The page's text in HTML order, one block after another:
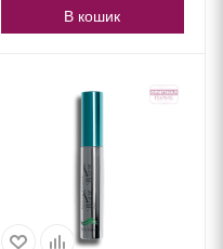
В кошик